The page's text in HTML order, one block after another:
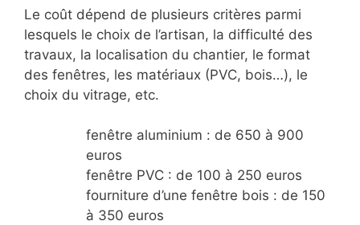
Le coût dépend de plusieurs critères parmi
lesquels le choix de l’artisan, la difficulté des
travaux, la localisation du chantier, le format
des fenêtres, les matériaux (PVC, bois…), le
choix du vitrage, etc.
fenêtre aluminium : de 650 à 900
euros
fenêtre PVC : de 100 à 250 euros
fourniture d’une fenêtre bois : de 150
à 350 euros